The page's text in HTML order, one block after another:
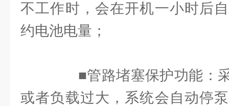
不工作时，会在开机一小时后
约电池电量；
■管路堵塞保护功能：采
或者负载过大，系统会自动停